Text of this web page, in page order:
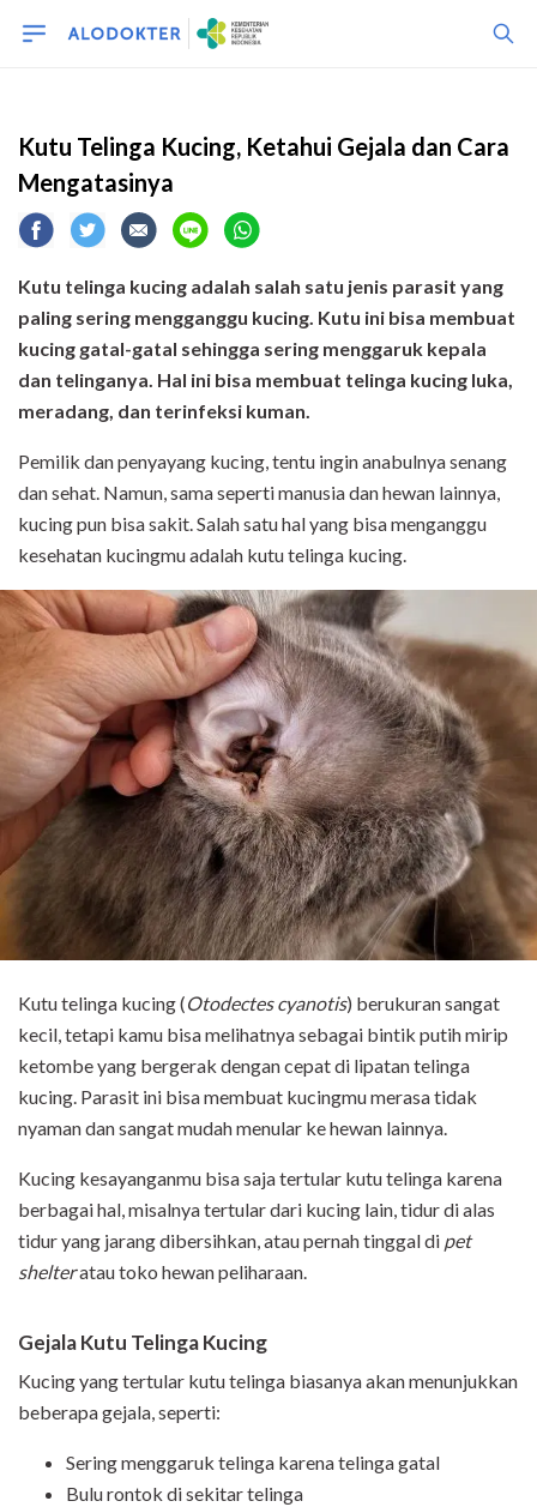
Kutu Telinga Kucing, Ketahui Gejala dan Cara
Mengatasinya
Kutu telinga kucing adalah salah satu jenis parasit yang
paling sering mengganggu kucing. Kutu ini bisa membuat
kucing gatal-gatal sehingga sering menggaruk kepala
dan telinganya. Hal ini bisa membuat telinga kucing luka,
meradang, dan terinfeksi kuman.
Pemilik dan penyayang kucing, tentu ingin anabulnya senang
dan sehat. Namun, sama seperti manusia dan hewan lainnya,
kucing pun bisa sakit. Salah satu hal yang bisa menganggu
kesehatan kucingmu adalah kutu telinga kucing.
Kutu telinga kucing (Otodectes cyanotis) berukuran sangat
kecil, tetapi kamu bisa melihatnya sebagai bintik putih mirip
ketombe yang bergerak dengan cepat di lipatan telinga
kucing. Parasit ini bisa membuat kucingmu merasa tidak
nyaman dan sangat mudah menular ke hewan lainnya.
Kucing kesayanganmu bisa saja tertular kutu telinga karena
berbagai hal, misalnya tertular dari kucing lain, tidur di alas
tidur yang jarang dibersihkan, atau pernah tinggal di pet
shelteratau toko hewan peliharaan.
Gejala Kutu Telinga Kucing
Kucing yang tertular kutu telinga biasanya akan menunjukkan
beberapa gejala, seperti:
Sering menggaruk telinga karena telinga gatal
Bulu rontok di sekitar telinga